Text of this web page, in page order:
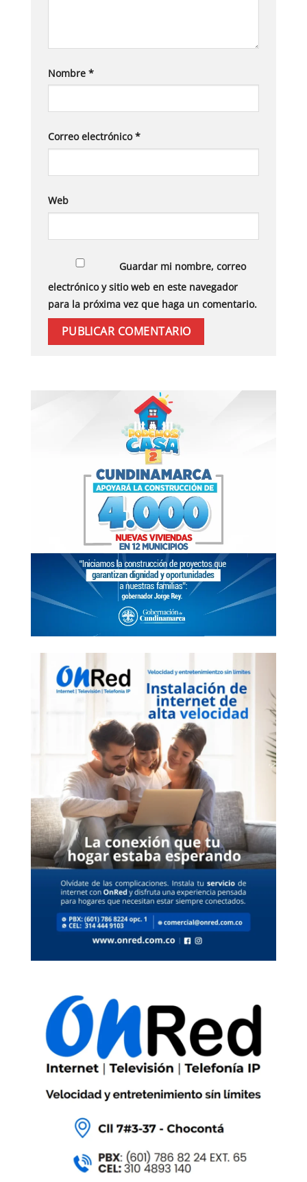
Nombre *
Correo electrónico*
Web
Guardar mi nombre, correo
electrónico y sitio web en este navegador
para la próxima vez que haga un comentario.